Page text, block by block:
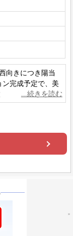
向きにつき陽当
ン完成予定で、美
体感くださいま